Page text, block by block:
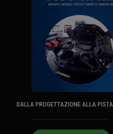
DALLA PROGETTAZIONE ALLA PISTA